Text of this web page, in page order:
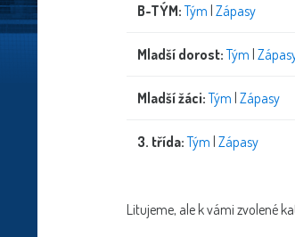
B-TÝM: Tým | Zápasy
Mladší dorost: Tým |
Mladší žáci: Tým | Zápasy
3. třída: Tým | Zápasy
Litujeme, ale k vámi zvolené